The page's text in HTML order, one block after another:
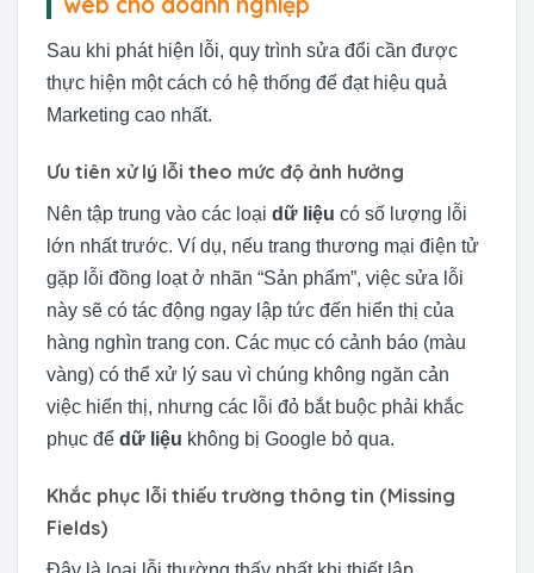
Sau khi phát hiện lỗi, quy trình sửa đổi cần được
thực hiện một cách có hệ thống để đạt hiệu quả
Marketing cao nhất.
Ưu tiên xử lý lỗi theo mức độ ảnh hưởng
Nên tập trung vào các loại dữ liệu có số lượng lỗi
lớn nhất trước. Ví dụ, nếu trang thương mại điện tử
gặp lỗi đồng loạt ở nhãn “Sản phẩm”, việc sửa lỗi
này sẽ có tác động ngay lập tức đến hiển thị của
hàng nghìn trang con. Các mục có cảnh báo (màu
vàng) có thể xử lý sau vì chúng không ngăn cản
việc hiển thị, nhưng các lỗi đỏ bắt buộc phải khắc
phục để dữ liệu không bị Google bỏ qua.
Khắc phục lỗi thiếu trường thông tin (Missing
Fields)